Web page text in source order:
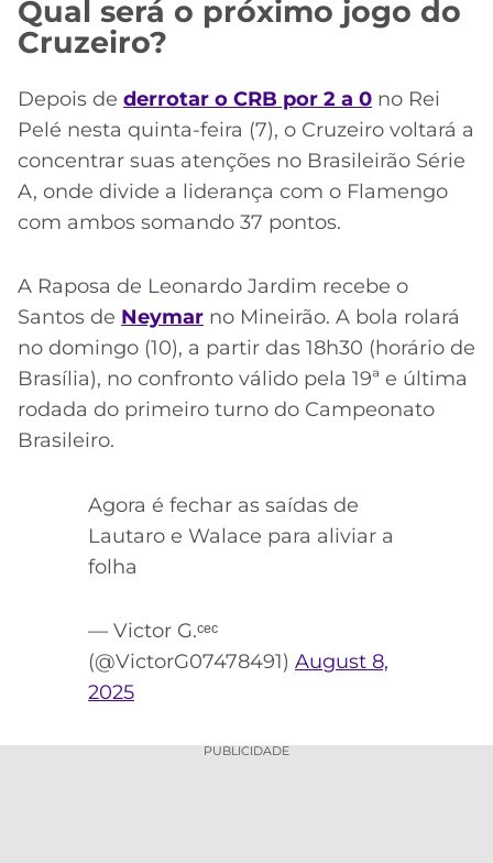
Qual será o próximo jogo do
Cruzeiro?
Depois de derrotar o CRB por 2 a 0 no Rei
Pelé nesta quinta-feira (7), o Cruzeiro voltará a
concentrar suas atenções no Brasileirão Série
A, onde divide a liderança com o Flamengo
com ambos somando 37 pontos.
A Raposa de Leonardo Jardim recebe o
Santos de Neymar no Mineirão. A bola rolará
no domingo (10), a partir das 18h30 (horário de
Brasília), no confronto válido pela 19ª e última
rodada do primeiro turno do Campeonato
Brasileiro.
Agora é fechar as saídas de
Lautaro e Walace para aliviar a
folha
— Victor G.ᶜᵉᶜ
(@VictorG07478491) August 8,
2025
PUBLICIDADE